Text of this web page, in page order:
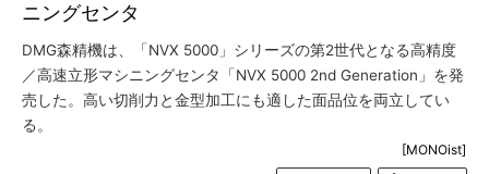
ニングセンタ
DMG森精機は、「NVX 5000」シリーズの第2世代となる高精度
／高速立形マシニングセンタ「NVX 5000 2nd Generation」を発
売した。高い切削力と金型加工にも適した面品位を両立してい
る。
[MONOist]